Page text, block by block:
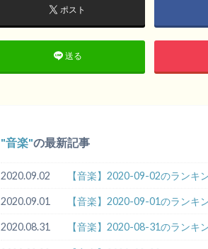
ポスト
送る
音楽 の最新記事
2020.09.02 【音楽】2020-09-02のランキ
2020.09.01 【音楽】2020-09-01のランキ
2020.08.31 【音楽】2020-08-31のランキ